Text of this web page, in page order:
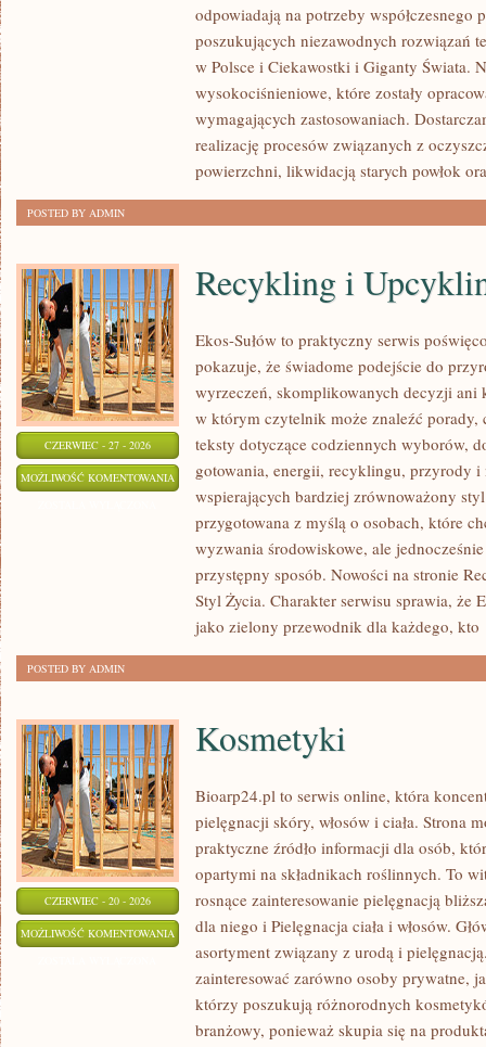
odpowiadają na potrzeby współczesnego
poszukujących niezawodnych rozwiązań
w Polsce i Ciekawostki i Giganty Świata.
wysokociśnieniowe, które zostały
wymagających zastosowaniach.
realizację procesów związanych z
powierzchni, likwidacją starych powłok
POSTED BY ADMIN
CZERWIEC - 27 - 2026
MOŻLIWOŚĆ KOMENTOWANIA RECYKLING
UPCYKLING
Recykling i
Ekos-Sułów to praktyczny serwis
pokazuje, że świadome podejście do
wyrzeczeń, skomplikowanych decyzji ani
w którym czytelnik może znaleźć porady,
teksty dotyczące codziennych wyborów,
gotowania, energii, recyklingu, przyrody i
wspierających bardziej zrównoważony styl
przygotowana z myślą o osobach, które
wyzwania środowiskowe, ale
przystępny sposób. Nowości na stronie
Styl Życia. Charakter serwisu sprawia, że
jako zielony przewodnik dla każdego, kto
POSTED BY ADMIN
CZERWIEC - 20 - 2026
MOŻLIWOŚĆ KOMENTOWANIA KOSMETYKI
Kosmetyki
Bioarp24.pl to serwis online, która
pielęgnacji skóry, włosów i ciała. Strona
praktyczne źródło informacji dla osób,
opartymi na składnikach roślinnych. To
rosnące zainteresowanie pielęgnacją
dla niego i Pielęgnacja ciała i włosów.
asortyment związany z urodą i
zainteresować zarówno osoby prywatne,
którzy poszukują różnorodnych
branżowy, ponieważ skupia się na